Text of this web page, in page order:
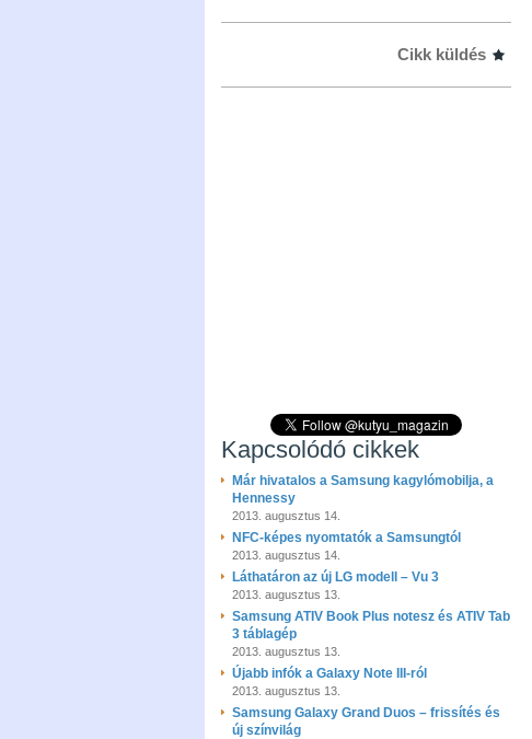
Cikk küldés
Kapcsolódó cikkek
Már hivatalos a Samsung kagylómobilja, a
Hennessy
2013. augusztus 14.
NFC-képes nyomtatók a Samsungtól
2013. augusztus 14.
Láthatáron az új LG modell – Vu 3
2013. augusztus 13.
Samsung ATIV Book Plus notesz és ATIV Tab
3 táblagép
2013. augusztus 13.
Újabb infók a Galaxy Note III-ról
2013. augusztus 13.
Samsung Galaxy Grand Duos – frissítés és
új színvilág